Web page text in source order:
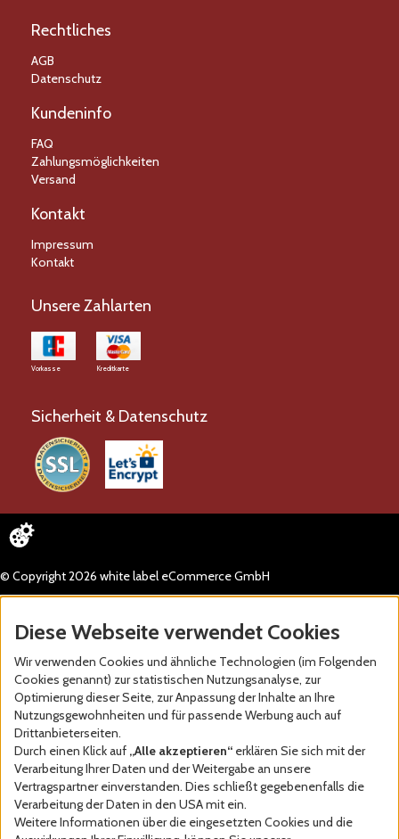
Rechtliches
AGB
Datenschutz
Kundeninfo
FAQ
Zahlungsmöglichkeiten
Versand
Kontakt
Impressum
Kontakt
Unsere Zahlarten
Vorkasse Kreditkarte
Sicherheit & Datenschutz
© Copyright 2026 white label eCommerce GmbH
Diese Webseite verwendet Cookies
Wir verwenden Cookies und ähnliche Technologien (im Folgenden
Cookies genannt) zur statistischen Nutzungsanalyse, zur
Optimierung dieser Seite, zur Anpassung der Inhalte an Ihre
Nutzungsgewohnheiten und für passende Werbung auch auf
Drittanbieterseiten.
Durch einen Klick auf „Alle akzeptieren“ erklären Sie sich mit der
Verarbeitung Ihrer Daten und der Weitergabe an unsere
Vertragspartner einverstanden. Dies schließt gegebenenfalls die
Verarbeitung der Daten in den USA mit ein.
Weitere Informationen über die eingesetzten Cookies und die